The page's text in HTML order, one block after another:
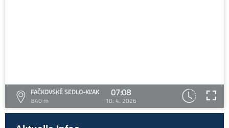
FAČKOVSKÉ SEDLO-KĽAK
840 m
07:08
10. 4. 2026